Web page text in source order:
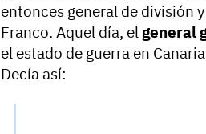
entonces general de división
Franco. Aquel día, el general
el estado de guerra en
Decía así: